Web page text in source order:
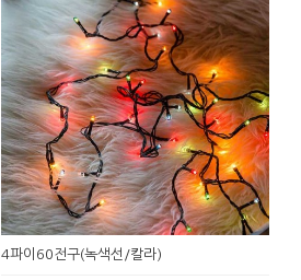
4파이60전구(녹색선/칼라)